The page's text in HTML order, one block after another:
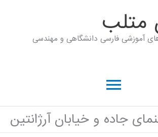
متلب
آموزشی فارسی دانشگاهی و مهندسی
فهرست
اصلی
جاده و خیابان آرژانتین